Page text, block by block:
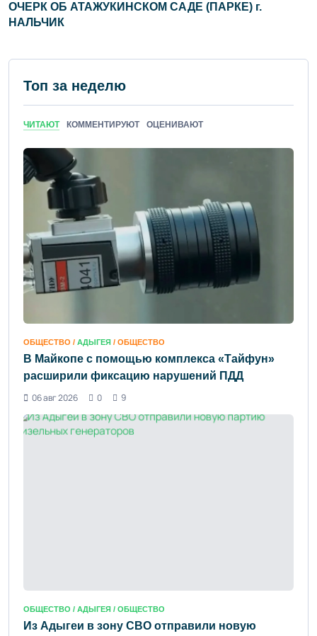
ОЧЕРК ОБ АТАЖУКИНСКОМ САДЕ (ПАРКЕ) г.
НАЛЬЧИК
Топ за неделю
ЧИТАЮТ КОММЕНТИРУЮТ ОЦЕНИВАЮТ
ОБЩЕСТВО / АДЫГЕЯ / ОБЩЕСТВО
В Майкопе с помощью комплекса «Тайфун»
расширили фиксацию нарушений ПДД
06 авг 2026
0 9
ОБЩЕСТВО / АДЫГЕЯ / ОБЩЕСТВО
Из Адыгеи в зону СВО отправили новую